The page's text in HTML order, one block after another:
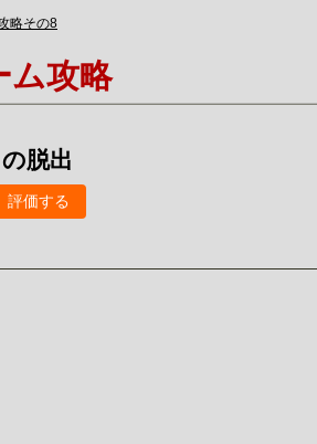
略その8
ム攻略
脱出
評価する